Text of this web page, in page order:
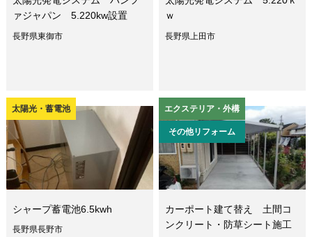
ァジャパン 5.220kw設置
長野県東御市
ｗ
長野県上田市
太陽光・蓄電池
シャープ蓄電池6.5kwh
長野県長野市
エクステリア・外構
その他リフォーム
カーポート建て替え 土間コ
ンクリート・防草シート施工